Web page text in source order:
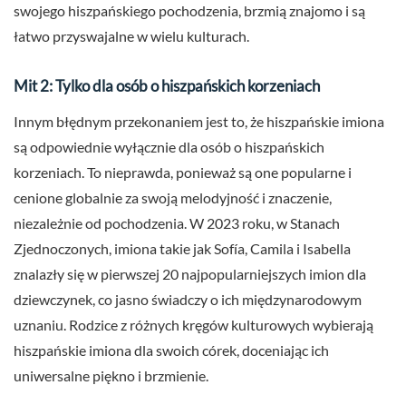
swojego hiszpańskiego pochodzenia, brzmią znajomo i są
łatwo przyswajalne w wielu kulturach.
Mit 2: Tylko dla osób o hiszpańskich korzeniach
Innym błędnym przekonaniem jest to, że hiszpańskie imiona
są odpowiednie wyłącznie dla osób o hiszpańskich
korzeniach. To nieprawda, ponieważ są one popularne i
cenione globalnie za swoją melodyjność i znaczenie,
niezależnie od pochodzenia. W 2023 roku, w Stanach
Zjednoczonych, imiona takie jak Sofía, Camila i Isabella
znalazły się w pierwszej 20 najpopularniejszych imion dla
dziewczynek, co jasno świadczy o ich międzynarodowym
uznaniu. Rodzice z różnych kręgów kulturowych wybierają
hiszpańskie imiona dla swoich córek, doceniając ich
uniwersalne piękno i brzmienie.